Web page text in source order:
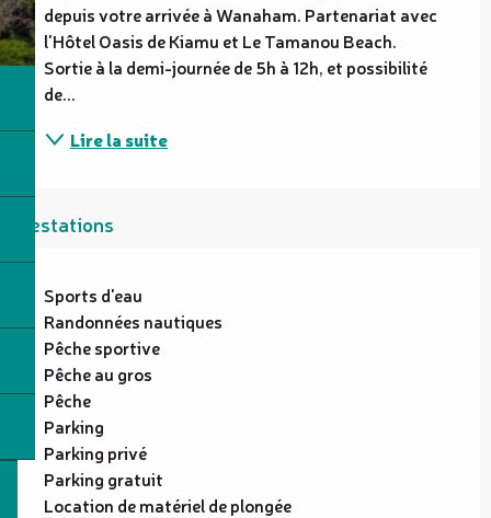
depuis votre arrivée à Wanaham. Partenariat avec
l'Hôtel Oasis de Kiamu et Le Tamanou Beach.
Sortie à la demi-journée de 5h à 12h, et possibilité
de...
Lire la suite
Prestations
Sports d'eau
Randonnées nautiques
Pêche sportive
Pêche au gros
Pêche
Parking
Parking privé
Parking gratuit
Location de matériel de plongée